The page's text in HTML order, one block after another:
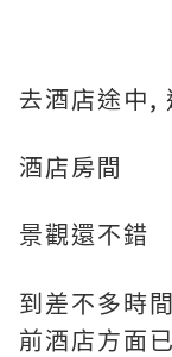
去酒店途中,
酒店房間
景觀還不錯
到差不多時間
前酒店方面